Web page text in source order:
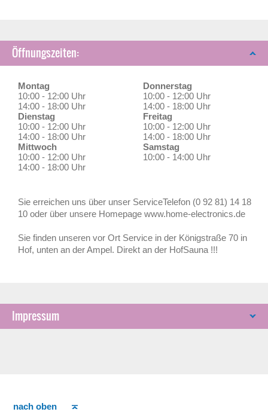
Öffnungszeiten:
Montag
10:00 - 12:00 Uhr
14:00 - 18:00 Uhr
Dienstag
10:00 - 12:00 Uhr
14:00 - 18:00 Uhr
Mittwoch
10:00 - 12:00 Uhr
14:00 - 18:00 Uhr
Donnerstag
10:00 - 12:00 Uhr
14:00 - 18:00 Uhr
Freitag
10:00 - 12:00 Uhr
14:00 - 18:00 Uhr
Samstag
10:00 - 14:00 Uhr
Sie erreichen uns über unser ServiceTelefon (0 92 81) 14 18
10 oder über unsere Homepage www.home-electronics.de
Sie finden unseren vor Ort Service in der Königstraße 70 in
Hof, unten an der Ampel. Direkt an der HofSauna !!!
Impressum
nach oben